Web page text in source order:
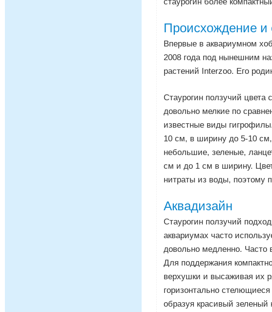
Происхождение и
Впервые в аквариумном
2008 года под нынешним
растений Interzoo. Его
Стаурогин ползучий
довольно мелкие по
известные виды
10 см, в ширину до 5-10
небольшие, зеленые,
см и до 1 см в ширину.
нитраты из воды, поэтому
Аквадизайн
Стаурогин ползучий
аквариумах часто
довольно медленно. Часто
Для поддержания
верхушки и высаживая их
горизонтально
образуя красивый зеленый